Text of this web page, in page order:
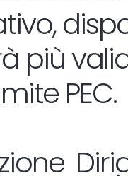
più
PEC.